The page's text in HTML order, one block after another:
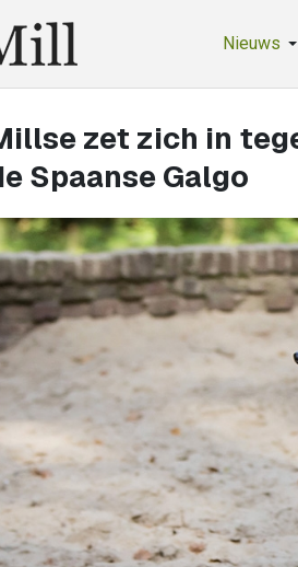
Nieuws
zet zich in
Spaanse Galgo